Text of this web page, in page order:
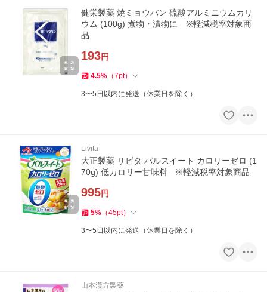
健栄製薬 焼ミョウバン 硫酸アルミニウムカリ
ウム (100g) 煮物・漬物に ※軽減税率対象商
品
193円
4.5% （7pt）
3〜5日以内に発送（休業日を除く）
Livita
大正製薬 リビタ パルスイート カロリーゼロ (1
70g) 低カロリー甘味料 ※軽減税率対象商品
995円
5% （45pt）
3〜5日以内に発送（休業日を除く）
山本漢方製薬